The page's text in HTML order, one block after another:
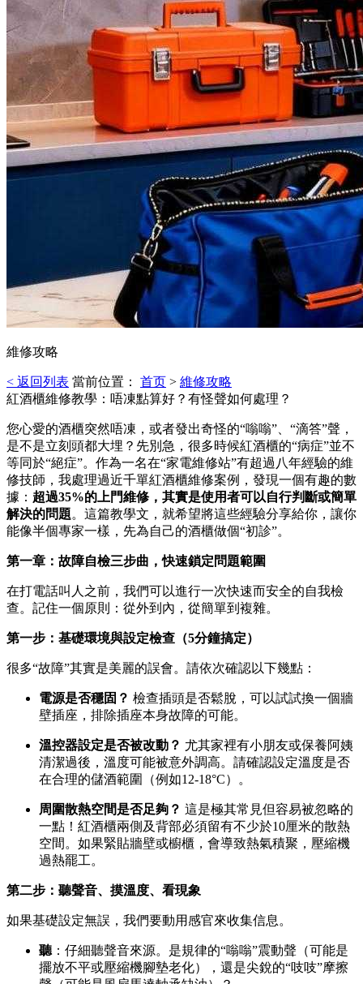
維修攻略
< 返回列表 當前位置： 首页 > 維修攻略
紅酒櫃維修教學：唔凍點算好？有怪聲如何處理？
您心愛的酒櫃突然唔凍，或者發出奇怪的“嗡嗡”、“滴答”聲，
是不是立刻頭都大埋？先別急，很多時候紅酒櫃的“病症”並不
等同於“絕症”。作為一名在“家電維修站”有超過八年經驗的維
修技師，我處理過近千單紅酒櫃維修案例，發現一個有趣的數
據： 超過35%的上門維修，其實是使用者可以自行判斷或簡單
解決的問題。這篇教學文，就希望將這些經驗分享給你，讓你
能像半個專家一樣，先為自己的酒櫃做個“初診”。
第一章：故障自檢三步曲，快速鎖定問題範圍
在打電話叫人之前，我們可以進行一次快速而安全的自我檢
查。記住一個原則：從外到內，從簡單到複雜。
第一步：基礎環境與設定檢查（5分鐘搞定）
很多“故障”其實是美麗的誤會。請依次確認以下幾點：
電源是否穩固？ 檢查插頭是否鬆脫，可以試試換一個牆
壁插座，排除插座本身故障的可能。
溫控器設定是否被改動？ 尤其家裡有小朋友或保養阿姨
清潔過後，溫度可能被意外調高。請確認設定溫度是否
在合理的儲酒範圍（例如12-18°C）。
周圍散熱空間是否足夠？ 這是極其常見但容易被忽略的
一點！紅酒櫃兩側及背部必須留有不少於10厘米的散熱
空間。如果緊貼牆壁或櫥櫃，會導致熱氣積聚，壓縮機
過熱罷工。
第二步：聽聲音、摸溫度、看現象
如果基礎設定無誤，我們要動用感官來收集信息。
聽：仔細聽聲音來源。是規律的“嗡嗡”震動聲（可能是
擺放不平或壓縮機腳墊老化），還是尖銳的“吱吱”摩擦